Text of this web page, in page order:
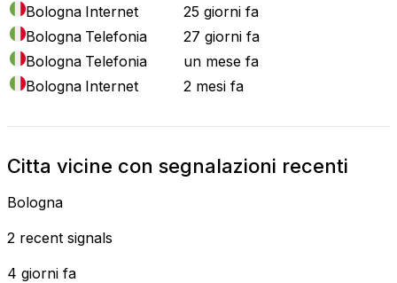
Bologna Internet
25 giorni fa
Bologna Telefonia
27 giorni fa
Bologna Telefonia
un mese fa
Bologna Internet 2 mesi fa
Citta vicine con segnalazioni recenti
Bologna
2 recent signals
4 giorni fa